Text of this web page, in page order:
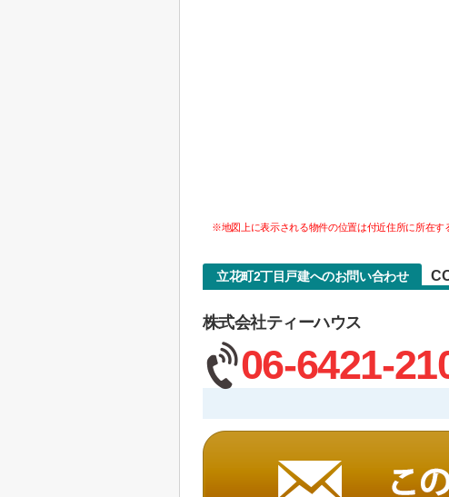
※地図上に表示される物件の位置は付近住所に所在す
立花町2丁目戸建へのお問い合わせ
株式会社ティーハウス
06-6421-